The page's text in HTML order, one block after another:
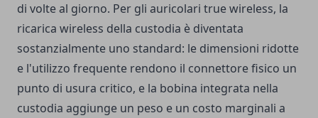
di volte al giorno. Per gli auricolari true wireless, la
ricarica wireless della custodia è diventata
sostanzialmente uno standard: le dimensioni ridotte
e l'utilizzo frequente rendono il connettore fisico un
punto di usura critico, e la bobina integrata nella
custodia aggiunge un peso e un costo marginali a